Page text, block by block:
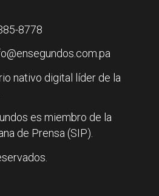
8778
nativo digital líder de la
es miembro de la
de Prensa (SIP).